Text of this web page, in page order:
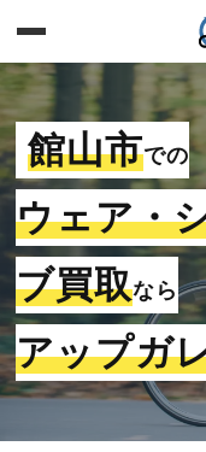
館山市での
ウェア・
ブ買取なら
アップガ